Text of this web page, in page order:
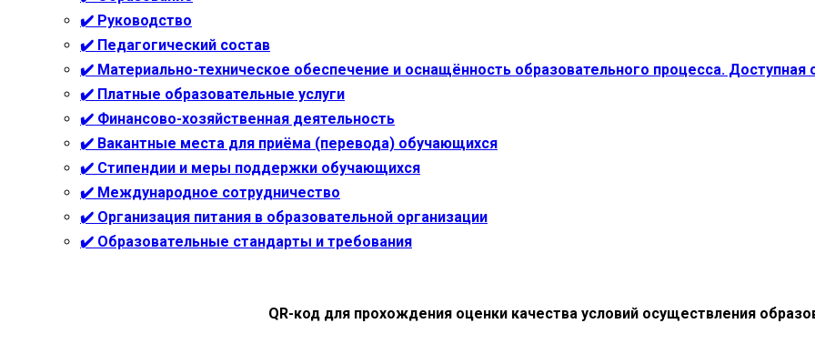
✔️ Руководство
✔️ Педагогический состав
✔️ Материально-техническое обеспечение и оснащённость образовательного процесса. Доступная
✔️ Платные образовательные услуги
✔️ Финансово-хозяйственная деятельность
✔️ Вакантные места для приёма (перевода) обучающихся
✔️ Стипендии и меры поддержки обучающихся
✔️ Международное сотрудничество
✔️ Организация питания в образовательной организации
✔️ Образовательные стандарты и требования
QR-код для прохождения оценки качества условий осуществления